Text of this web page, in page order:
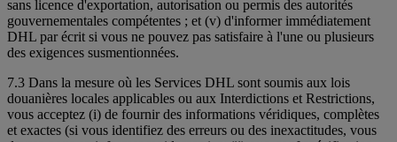
sans licence d'exportation, autorisation ou permis des autorités
gouvernementales compétentes ; et (v) d'informer immédiatement
DHL par écrit si vous ne pouvez pas satisfaire à l'une ou plusieurs
des exigences susmentionnées.
7.3 Dans la mesure où les Services DHL sont soumis aux lois
douanières locales applicables ou aux Interdictions et Restrictions,
vous acceptez (i) de fournir des informations véridiques, complètes
et exactes (si vous identifiez des erreurs ou des inexactitudes, vous